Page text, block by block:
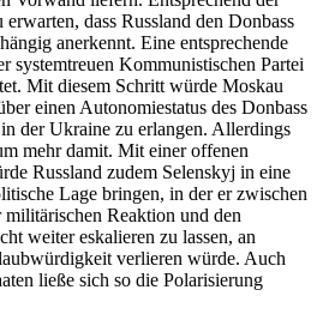
dass Russland den Donbass
anerkennt. Eine entsprechende
systemtreuen Kommunistischen Partei
Mit diesem Schritt würde Moskau
einen Autonomiestatus des Donbass
der Ukraine zu erlangen. Allerdings
mehr damit. Mit einer offenen
Russland zudem Selenskyj in eine
Lage bringen, in der er zwischen
militärischen Reaktion und den
weiter eskalieren zu lassen, an
verlieren würde. Auch
ließe sich so die Polarisierung